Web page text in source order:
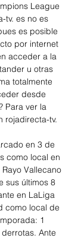
League
tv. es no es
es posible
por internet
acceder a la
u otras
totalmente
desde
Para ver la
rojadirecta-tv.
en 3 de
como local en
Vallecano
sus últimos 8
en LaLiga
como local de
1
Ante